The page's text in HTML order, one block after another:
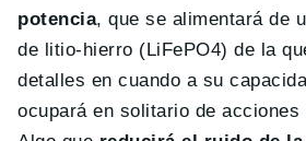
potencia, que se alimentará de
de litio-hierro (LiFePO4) de la
detalles en cuando a su
ocupará en solitario de acciones